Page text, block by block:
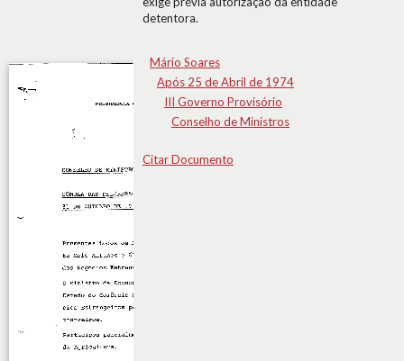
detentora.
Mário Soares
Após 25 de Abril de 1974
III Governo Provisório
Conselho de Ministros
Citar Documento